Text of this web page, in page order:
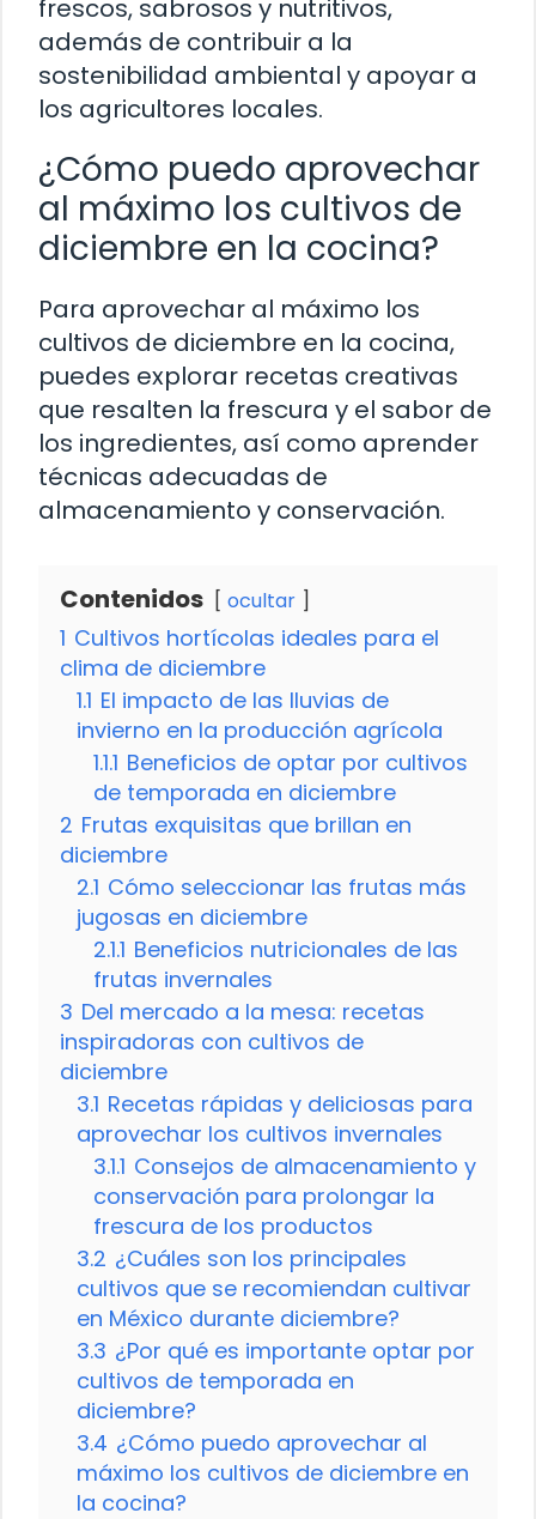
frescos, sabrosos y nutritivos,
además de contribuir a la
sostenibilidad ambiental y apoyar a
los agricultores locales.
¿Cómo puedo aprovechar
al máximo los cultivos de
diciembre en la cocina?
Para aprovechar al máximo los
cultivos de diciembre en la cocina,
puedes explorar recetas creativas
que resalten la frescura y el sabor de
los ingredientes, así como aprender
técnicas adecuadas de
almacenamiento y conservación.
Contenidos ocultar
1 Cultivos hortícolas ideales para el
clima de diciembre
1.1 El impacto de las lluvias de
invierno en la producción agrícola
1.1.1 Beneficios de optar por cultivos
de temporada en diciembre
2 Frutas exquisitas que brillan en
diciembre
2.1 Cómo seleccionar las frutas más
jugosas en diciembre
2.1.1 Beneficios nutricionales de las
frutas invernales
3 Del mercado a la mesa: recetas
inspiradoras con cultivos de
diciembre
3.1 Recetas rápidas y deliciosas para
aprovechar los cultivos invernales
3.1.1 Consejos de almacenamiento y
conservación para prolongar la
frescura de los productos
3.2 ¿Cuáles son los principales
cultivos que se recomiendan cultivar
en México durante diciembre?
3.3 ¿Por qué es importante optar por
cultivos de temporada en
diciembre?
3.4 ¿Cómo puedo aprovechar al
máximo los cultivos de diciembre en
la cocina?